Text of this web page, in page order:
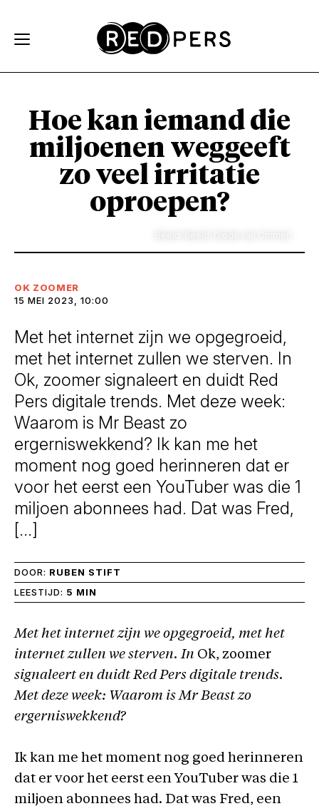
Hoe kan iemand die
miljoenen weggeeft
zo veel irritatie
oproepen?
OK ZOOMER
15 MEI 2023, 10:00
Met het internet zijn we opgegroeid,
met het internet zullen we sterven. In
Ok, zoomer signaleert en duidt Red
Pers digitale trends. Met deze week:
Waarom is Mr Beast zo
ergerniswekkend? Ik kan me het
moment nog goed herinneren dat er
voor het eerst een YouTuber was die 1
miljoen abonnees had. Dat was Fred,
[…]
DOOR: RUBEN STIFT
LEESTIJD: 5 MIN
Met het internet zijn we opgegroeid, met het
internet zullen we sterven. In Ok, zoomer
signaleert en duidt Red Pers digitale trends.
Met deze week: Waarom is Mr Beast zo
ergerniswekkend?
Ik kan me het moment nog goed herinneren
dat er voor het eerst een YouTuber was die 1
miljoen abonnees had. Dat was Fred, een